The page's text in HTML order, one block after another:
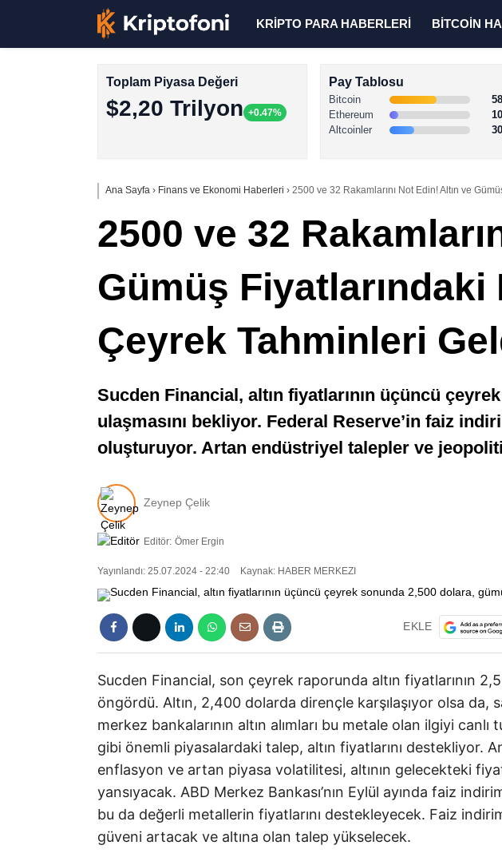
KRİPTO PARA HABERLERİ BİTCOİN
Toplam Piyasa Değeri
$2,20 Trilyon +0.47%
Pay Tablosu
Bitcoin
Ethereum
Altcoinler
Ana Sayfa › Finans ve Ekonomi Haberleri › 2500 ve 32 Rakamlarını Not Edin! Altın ve
2500 ve 32
Gümüş
Çeyrek Tahminleri
Sucden Financial, altın fiyatlarının üçüncü
ulaşmasını bekliyor. Federal Reserve’in faiz
oluşturuyor. Artan endüstriyel talepler ve
Zeynep Çelik
Editör: Ömer Ergin
Yayınlandı: 25.07.2024 - 22:40 Kaynak: HABER MERKEZI
EKLE
Sucden Financial, son çeyrek raporunda altın fiyatlarının
öngördü. Altın, 2,400 dolarda dirençle karşılaşıyor olsa da,
merkez bankalarının altın alımları bu metale olan ilgiyi
gibi önemli piyasalardaki talep, altın fiyatlarını destekliyor.
enflasyon ve artan piyasa volatilitesi, altının gelecekteki
yansıyacak. ABD Merkez Bankası’nın Eylül ayında faiz
bu da değerli metallerin fiyatlarını destekleyecek. Faiz
güveni artacak ve altına olan talep yükselecek.